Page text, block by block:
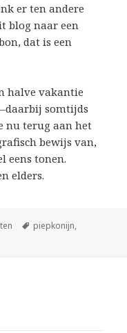
er ten andere
blog naar een
dat is een
halve vakantie
somtijds
nu terug aan het
bewijs van,
eens tonen.
elders.
Tags
piepkonijn,